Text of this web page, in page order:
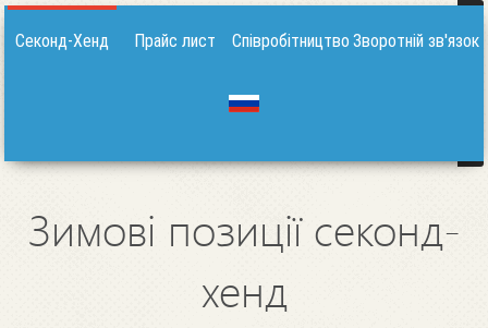
Секонд-Хенд Прайс лист Співробітництво Зворотній зв'язок
Зимові позиції секонд-
хенд